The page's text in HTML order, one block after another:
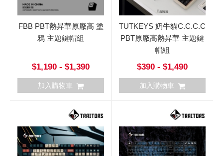
FBB PBT熱昇華原廠高 塗
鴉 主題鍵帽組
$1,190 - $1,390
加入購物車
TUTKEYS 奶牛貓C.C.C.C
PBT原廠高熱昇華 主題鍵
帽組
$390 - $1,490
加入購物車